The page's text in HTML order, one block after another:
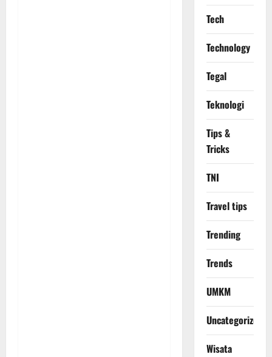
Tech
Technology
Tegal
Teknologi
Tips &
Tricks
TNI
Travel tips
Trending
Trends
UMKM
Uncategorized
Wisata